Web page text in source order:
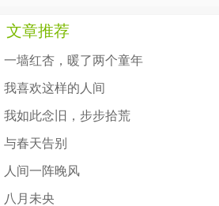
文章推荐
一墙红杏，暖了两个童年
我喜欢这样的人间
我如此念旧，步步拾荒
与春天告别
人间一阵晚风
八月未央